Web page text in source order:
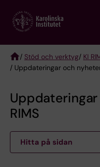
main
Breadcrumb
/ Stöd och verktyg/ KI
/ Uppdateringar och
RIMS
Hitta på sidan